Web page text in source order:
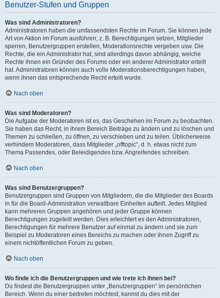
Benutzer-Stufen und Gruppen
Was sind Administratoren?
Administratoren haben die umfassendsten Rechte im Forum. Sie können jede
Art von Aktion im Forum ausführen; z. B. Berechtigungen setzen, Mitglieder
sperren, Benutzergruppen erstellen, Moderationsrechte vergeben usw. Die
Rechte, die ein Administrator hat, sind allerdings davon abhängig, welche
Rechte ihnen ein Gründer des Forums oder ein anderer Administrator erteilt
hat. Administratoren können auch volle Moderationsberechtigungen haben,
wenn ihnen das entsprechende Recht erteilt wurde.
Nach oben
Was sind Moderatoren?
Die Aufgabe der Moderatoren ist es, das Geschehen im Forum zu beobachten.
Sie haben das Recht, in ihrem Bereich Beiträge zu ändern und zu löschen und
Themen zu schließen, zu öffnen, zu verschieben und zu teilen. Üblicherweise
verhindern Moderatoren, dass Mitglieder „offtopic“, d. h. etwas nicht zum
Thema Passendes, oder Beleidigendes bzw. Angreifendes schreiben.
Nach oben
Was sind Benutzergruppen?
Benutzergruppen sind Gruppen von Mitgliedern, die die Mitglieder des Boards
in für die Board-Administration verwaltbare Einheiten aufteilt. Jedes Mitglied
kann mehreren Gruppen angehören und jeder Gruppe können
Berechtigungen zugeteilt werden. Dies erleichtert es den Administratoren,
Berechtigungen für mehrere Benutzer auf einmal zu ändern und sie zum
Beispiel zu Moderatoren eines Bereichs zu machen oder ihnen Zugriff zu
einem nichtöffentlichen Forum zu geben.
Nach oben
Wo finde ich die Benutzergruppen und wie trete ich ihnen bei?
Du findest die Benutzergruppen unter „Benutzergruppen“ im persönlichen
Bereich. Wenn du einer beitreten möchtest, kannst du dies mit der